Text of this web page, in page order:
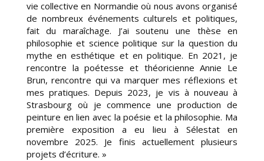
vie collective en Normandie où nous avons organisé
de nombreux événements culturels et politiques,
fait du maraîchage. J’ai soutenu une thèse en
philosophie et science politique sur la question du
mythe en esthétique et en politique. En 2021, je
rencontre la poétesse et théoricienne Annie Le
Brun, rencontre qui va marquer mes réflexions et
mes pratiques. Depuis 2023, je vis à nouveau à
Strasbourg où je commence une production de
peinture en lien avec la poésie et la philosophie. Ma
première exposition a eu lieu à Sélestat en
novembre 2025. Je finis actuellement plusieurs
projets d’écriture. »